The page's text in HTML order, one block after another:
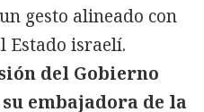
gesto alineado con
Estado israelí.
del Gobierno
embajadora de la